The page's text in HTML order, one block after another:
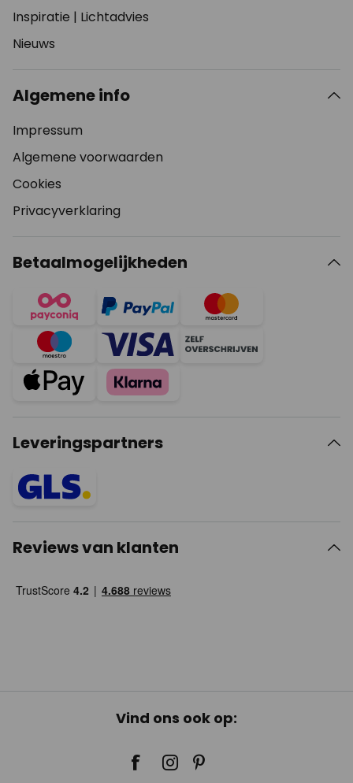
Inspiratie | Lichtadvies
Nieuws
Algemene info
Impressum
Algemene voorwaarden
Cookies
Privacyverklaring
Betaalmogelijkheden
Leveringspartners
Reviews van klanten
Vind ons ook op: